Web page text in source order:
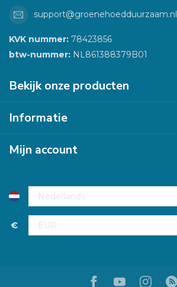
support@groenehoedduurzaam.nl
KVK nummer: 78423856
btw-nummer: NL861388379B01
Bekijk onze producten
Informatie
Mijn account
€